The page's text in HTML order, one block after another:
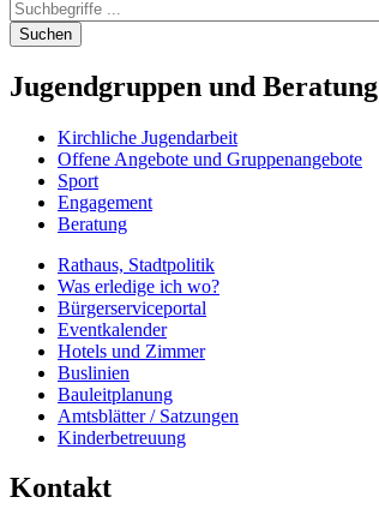
Suchen
Jugendgruppen und Beratung
Kirchliche Jugendarbeit
Offene Angebote und Gruppenangebote
Sport
Engagement
Beratung
Rathaus, Stadtpolitik
Was erledige ich wo?
Bürgerserviceportal
Eventkalender
Hotels und Zimmer
Buslinien
Bauleitplanung
Amtsblätter / Satzungen
Kinderbetreuung
Kontakt